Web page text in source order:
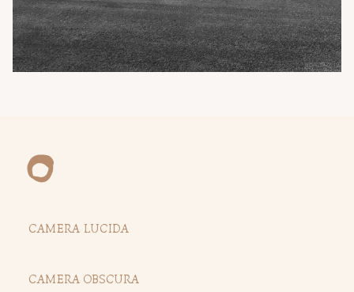
CAMERA LUCIDA
CAMERA OBSCURA